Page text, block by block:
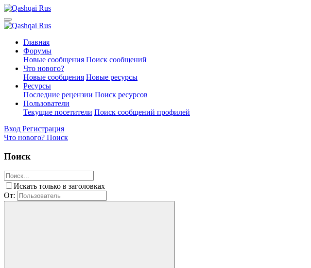
Главная
Форумы
Новые сообщения Поиск сообщений
Что нового?
Новые сообщения Новые ресурсы
Ресурсы
Последние рецензии Поиск ресурсов
Пользователи
Текущие посетители Поиск сообщений профилей
Вход Регистрация
Что нового? Поиск
Поиск
Искать только в заголовках
От: